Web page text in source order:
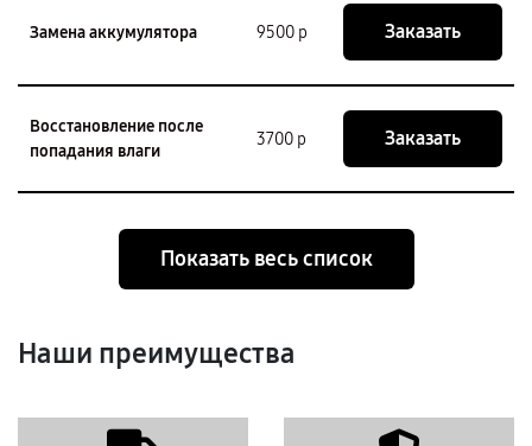
Замена аккумулятора 9500 р Заказать
Восстановление после
попадания влаги
3700 р Заказать
Показать весь список
Наши преимущества